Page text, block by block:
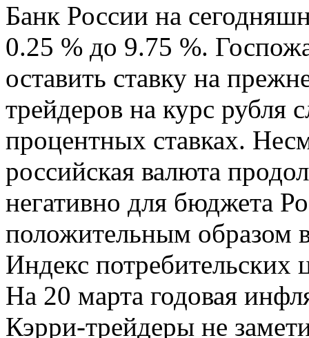
Банк России на
0.25 % до 9.75 %.
оставить ставку на
трейдеров на курс рубля
процентных ставках.
российская валюта
негативно для бюджета
положительным образом
Индекс
На 20 марта годовая
Кэрри-трейдеры не